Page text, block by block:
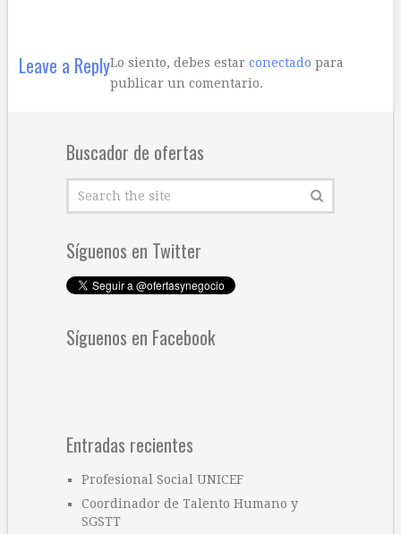
Leave a ReplyLo siento, debes estar conectado para
publicar un comentario.
Buscador de ofertas
Síguenos en Twitter
Síguenos en Facebook
Entradas recientes
Profesional Social UNICEF
Coordinador de Talento Humano y
SGSTT